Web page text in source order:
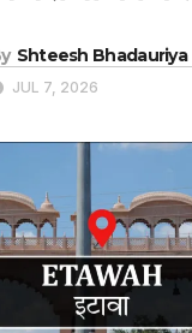
Shteesh Bhadauriya
JUL 7, 2026